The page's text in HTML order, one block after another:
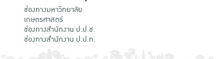
ช่องทางมหาวิทยาลัย
เกษตรศาสตร์
ช่องทางสำนักงาน ป.ป.ช.
ช่องทางสำนักงาน ป.ป.ท.